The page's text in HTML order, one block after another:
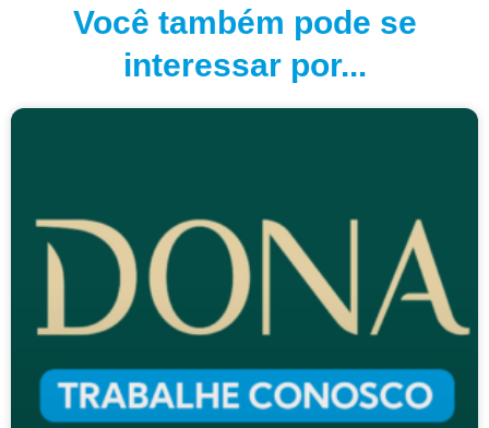
Você também pode se
interessar por...